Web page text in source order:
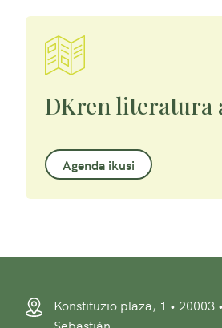
DKren literatura
Agenda ikusi
Konstituzio plaza, 1 • 20003